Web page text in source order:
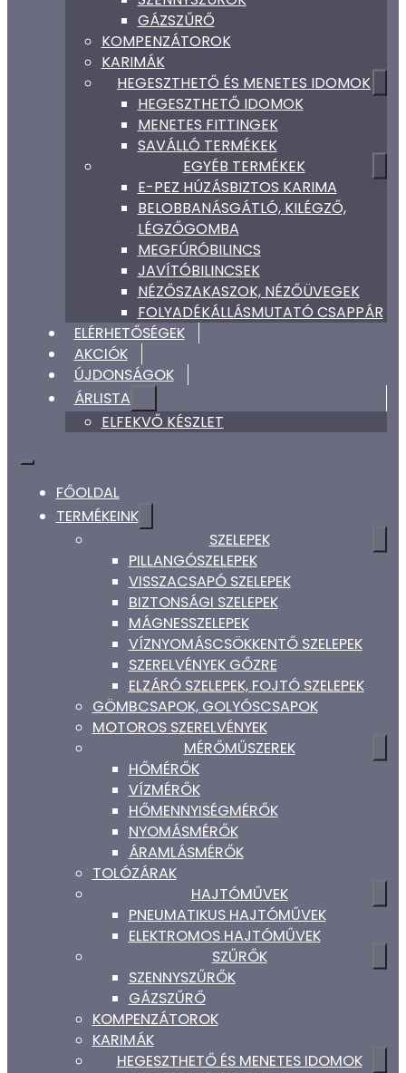
GÁZSZŰRŐ
KOMPENZÁTOROK
KARIMÁK
HEGESZTHETŐ ÉS MENETES IDOMOK
HEGESZTHETŐ IDOMOK
MENETES FITTINGEK
SAVÁLLÓ TERMÉKEK
EGYÉB TERMÉKEK
E-PEZ HÚZÁSBIZTOS KARIMA
BELOBBANÁSGÁTLÓ, KILÉGZŐ,
LÉGZŐGOMBA
MEGFÚRÓBILINCS
JAVÍTÓBILINCSEK
NÉZŐSZAKASZOK, NÉZŐÜVEGEK
FOLYADÉKÁLLÁSMUTATÓ CSAPPÁR
ELÉRHETŐSÉGEK
AKCIÓK
ÚJDONSÁGOK
ÁRLISTA
ELFEKVŐ KÉSZLET
FŐOLDAL
TERMÉKEINK
SZELEPEK
PILLANGÓSZELEPEK
VISSZACSAPÓ SZELEPEK
BIZTONSÁGI SZELEPEK
MÁGNESSZELEPEK
VÍZNYOMÁSCSÖKKENTŐ SZELEPEK
SZERELVÉNYEK GŐZRE
ELZÁRÓ SZELEPEK, FOJTÓ SZELEPEK
GÖMBCSAPOK, GOLYÓSCSAPOK
MOTOROS SZERELVÉNYEK
MÉRŐMŰSZEREK
HŐMÉRŐK
VÍZMÉRŐK
HŐMENNYISÉGMÉRŐK
NYOMÁSMÉRŐK
ÁRAMLÁSMÉRŐK
TOLÓZÁRAK
HAJTÓMŰVEK
PNEUMATIKUS HAJTÓMŰVEK
ELEKTROMOS HAJTÓMŰVEK
SZŰRŐK
SZENNYSZŰRŐK
GÁZSZŰRŐ
KOMPENZÁTOROK
KARIMÁK
HEGESZTHETŐ ÉS MENETES IDOMOK